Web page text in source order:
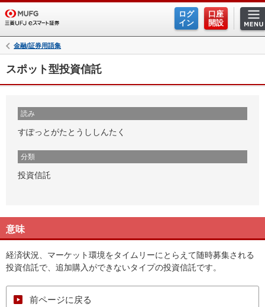
ログ
イン
口座
開設
金融/証券用語集
スポット型投資信託
読み
すぽっとがたとうししんたく
分類
投資信託
意味
経済状況、マーケット環境をタイムリーにとらえて随時募集される
投資信託で、追加購入ができないタイプの投資信託です。
前ページに戻る